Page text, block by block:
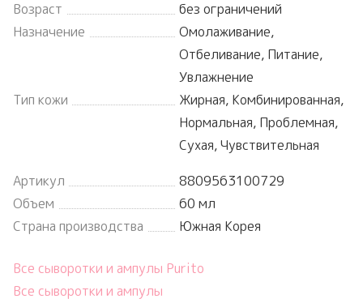
Возраст
без ограничений
Назначение
Омолаживание,
Отбеливание, Питание,
Увлажнение
Тип кожи
Жирная, Комбинированная,
Нормальная, Проблемная,
Сухая, Чувствительная
Артикул
8809563100729
Объем
60 мл
Страна производства
Южная Корея
Все сыворотки и ампулы Purito
Все сыворотки и ампулы